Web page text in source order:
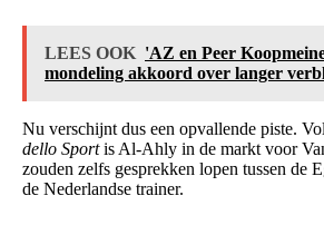
LEES OOK 'AZ en Peer
mondeling akkoord over langer
Nu verschijnt dus een opvallende piste.
dello Sportis Al-Ahly in de markt voor
zouden zelfs gesprekken lopen tussen de
de Nederlandse trainer.